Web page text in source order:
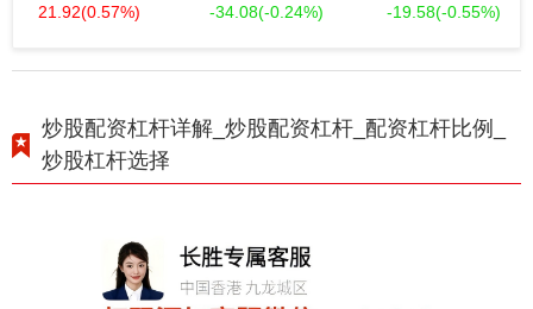
21.92(0.57%) -34.08(-0.24%) -19.58(-0.55%)
炒股配资杠杆详解_炒股配资杠杆_配资杠杆比例_
炒股杠杆选择